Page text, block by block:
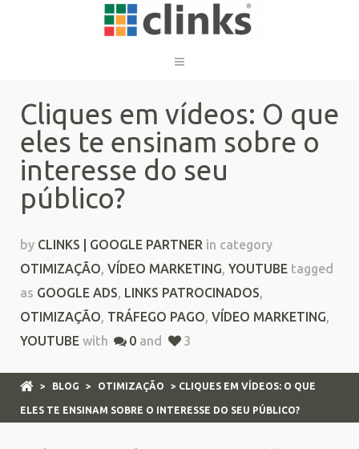
Cliques em vídeos: O que
eles te ensinam sobre o
interesse do seu
público?
by CLINKS | GOOGLE PARTNER in category
OTIMIZAÇÃO, VÍDEO MARKETING, YOUTUBE tagged
as GOOGLE ADS, LINKS PATROCINADOS,
OTIMIZAÇÃO, TRÁFEGO PAGO, VÍDEO MARKETING,
YOUTUBE with 0 and 3
> BLOG > OTIMIZAÇÃO > CLIQUES EM VÍDEOS: O QUE
ELES TE ENSINAM SOBRE O INTERESSE DO SEU PÚBLICO?